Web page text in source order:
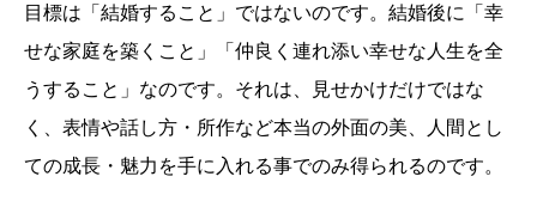
目標は「結婚すること」ではないのです。結婚後に「幸
せな家庭を築くこと」「仲良く連れ添い幸せな人生を全
うすること」なのです。それは、見せかけだけではな
く、表情や話し方・所作など本当の外面の美、人間とし
ての成長・魅力を手に入れる事でのみ得られるのです。